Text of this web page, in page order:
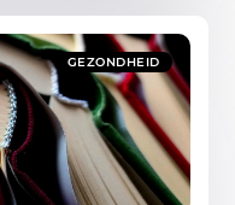
GEZONDHEID